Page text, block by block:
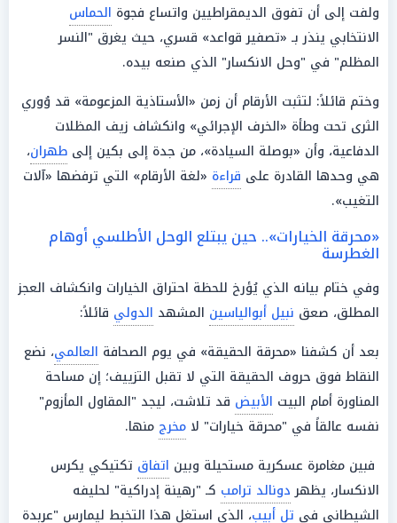
ولفت إلى أن تفوق الديمقراطيين واتساع فجوة الحماس
الانتخابي ينذر بـ «تصفير قواعد» قسري، حيث يغرق "النسر
المظلم" في "وحل الانكسار" الذي صنعه بيده.
وختم قائلاً: لتثبت الأرقام أن زمن «الأستاذية المزعومة» قد وُوري
الثرى تحت وطأة «الخرف الإجرائي» وانكشاف زيف المظلات
الدفاعية، وأن «بوصلة السيادة»، من جدة إلى بكين إلى طهران،
هي وحدها القادرة على قراءة «لغة الأرقام» التي ترفضها «آلات
التغيب».
«محرقة الخيارات».. حين يبتلع الوحل الأطلسي أوهام
الغطرسة
وفي ختام بيانه الذي يُؤرخ للحظة احتراق الخيارات وانكشاف العجز
المطلق، صعق نبيل أبوالياسين المشهد الدولي قائلاً:
بعد أن كشفنا «محرقة الحقيقة» في يوم الصحافة العالمي، نضع
النقاط فوق حروف الحقيقة التي لا تقبل التزييف؛ إن مساحة
المناورة أمام البيت الأبيض قد تلاشت، ليجد "المقاول المأزوم"
نفسه عالقاً في "محرقة خيارات" لا مخرج منها.
فبين مغامرة عسكرية مستحيلة وبين اتفاق تكتيكي يكرس
الانكسار، يظهردونالد ترامب كـ "رهينة إدراكية" لحليفه
الشيطاني في تل أبيب، الذي استغل هذا التخبط ليمارس "عربدة